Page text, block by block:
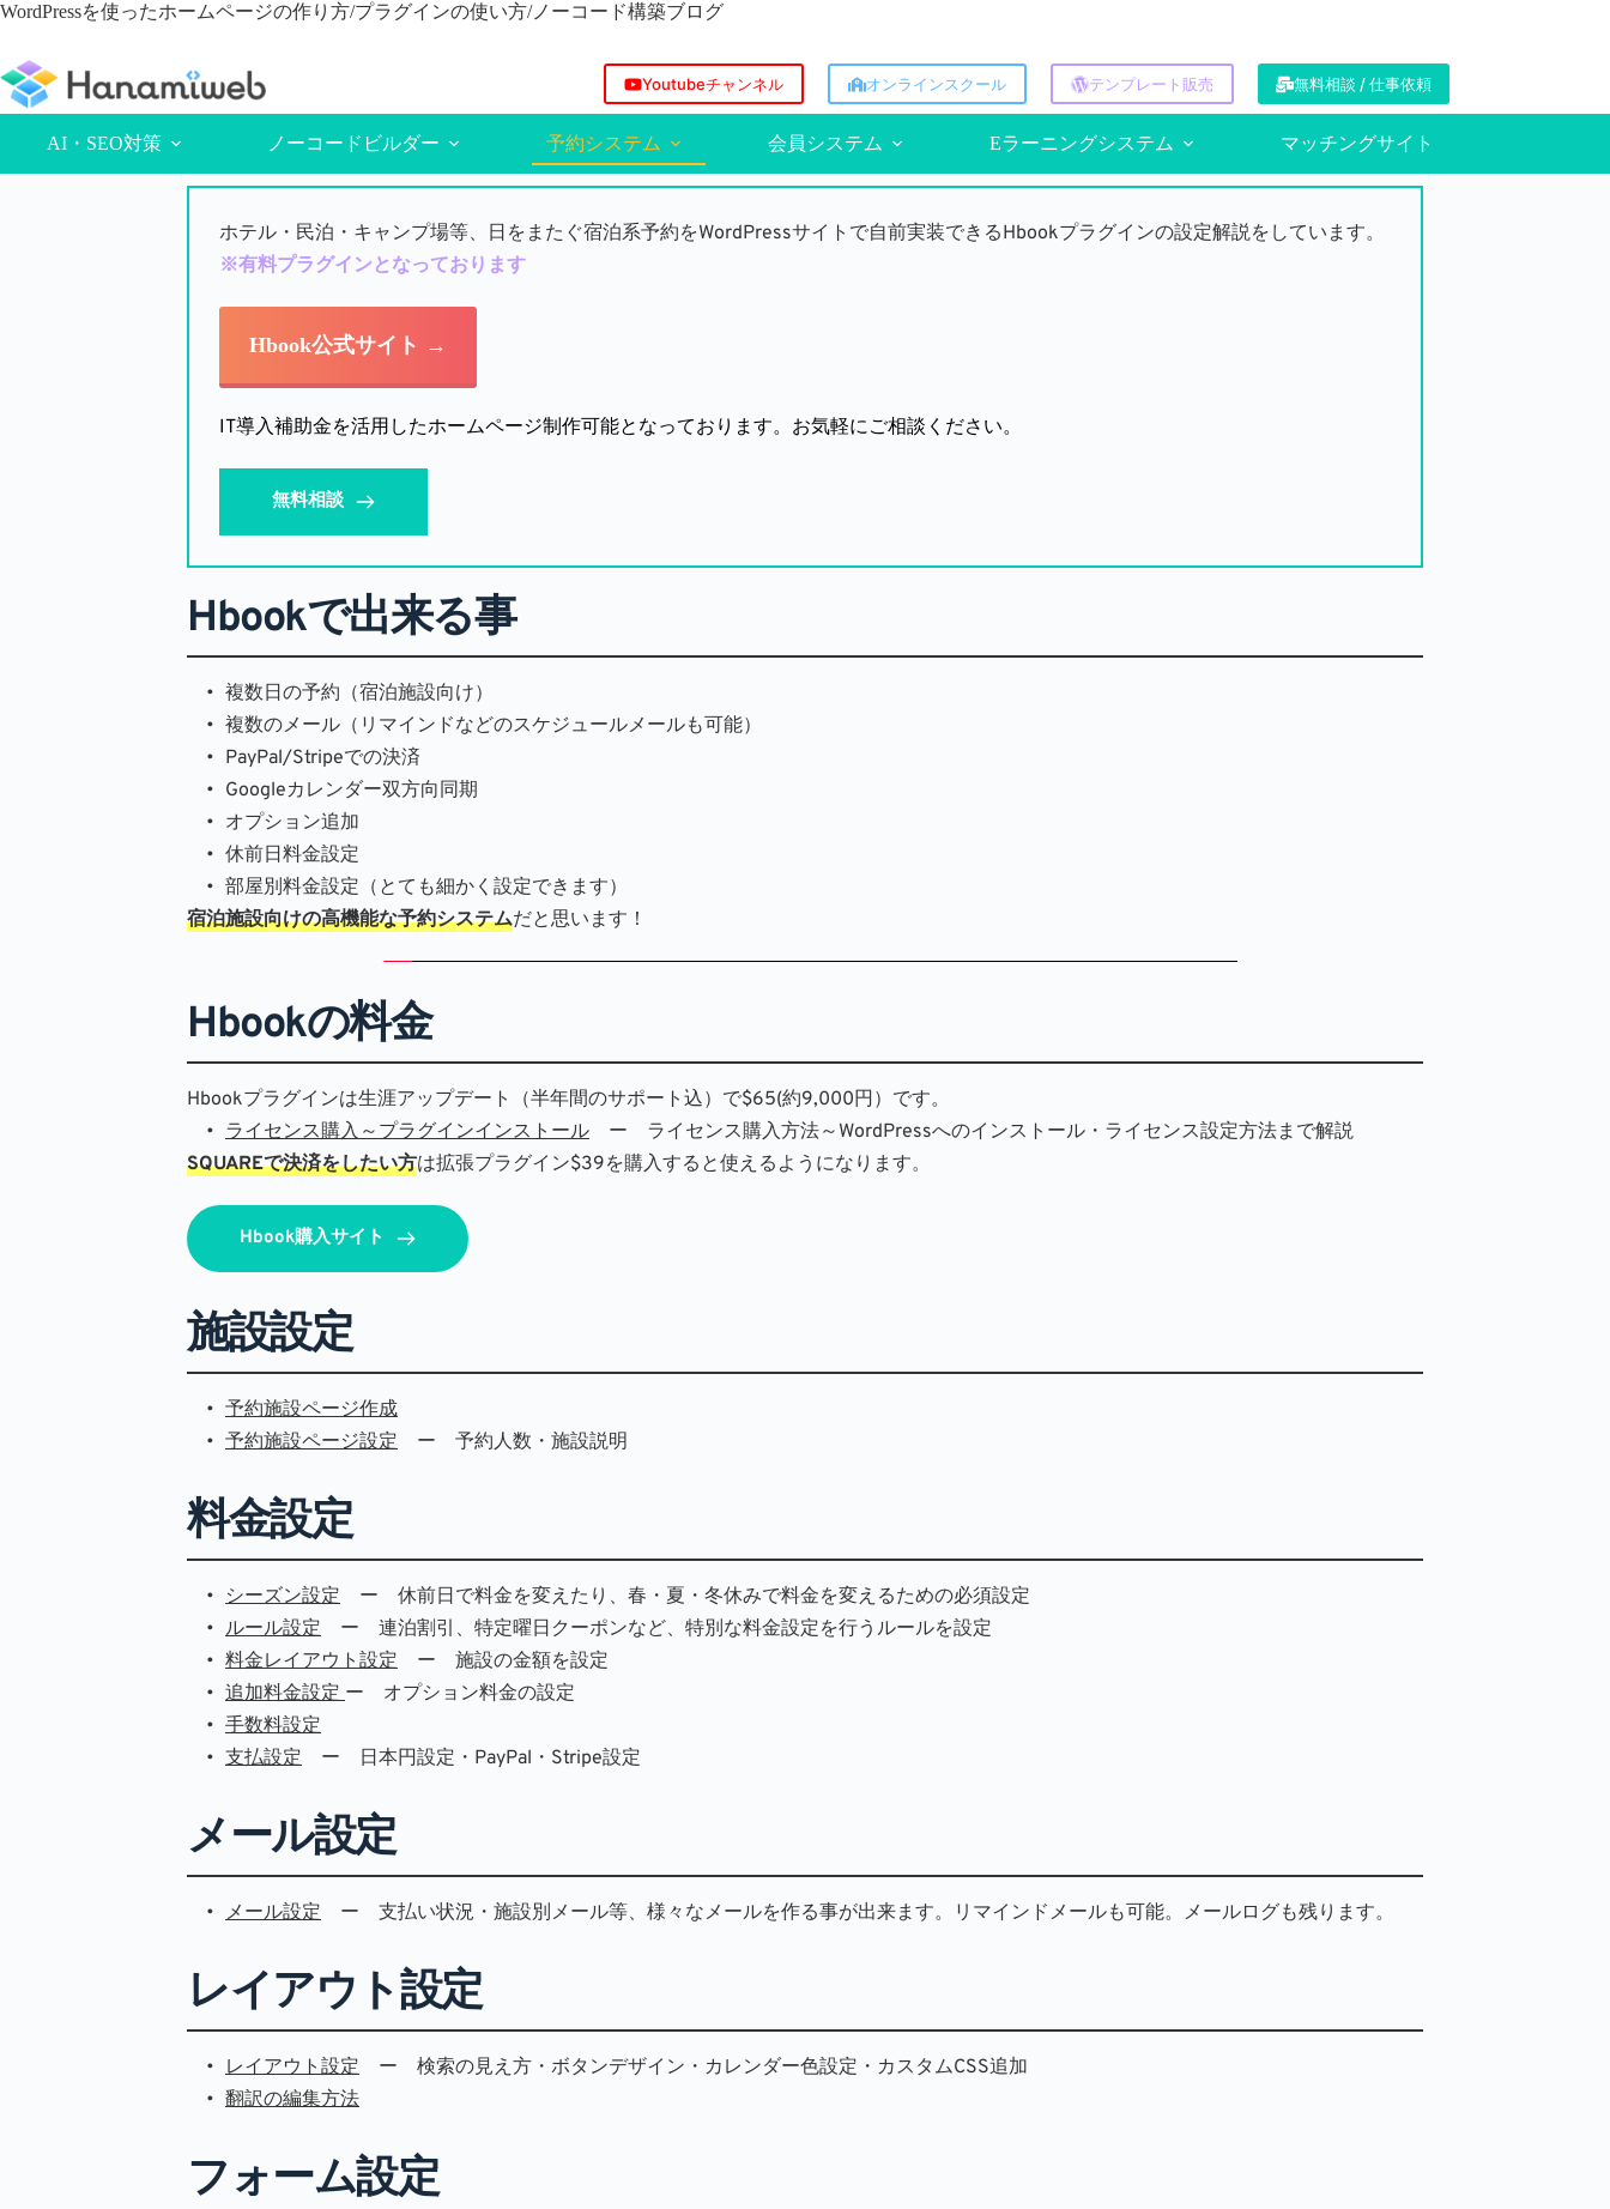
コ
ン
ツ
WordPressを使ったホームページの作り方/プラグインの使い方/ノーコード構築ブログ
Youtubeチャンネル オンラインスクール テンプレート販売 無料相談 / 仕事依頼
AI・SEO対策 ノーコードビルダー 予約システム 会員システム Eラーニングシステム マッチングサイト
ホテル・民泊・キャンプ場等、日をまたぐ宿泊系予約をWordPressサイトで自前実装できるHbookプラグインの設定解説をしています。
※有料プラグインとなっております
Hbook公式サイト →
IT導入補助金を活用したホームページ制作可能となっております。お気軽にご相談ください。
無料相談
Hbookで出来る事
複数日の予約（宿泊施設向け）
複数のメール（リマインドなどのスケジュールメールも可能）
PayPal/Stripeでの決済
Googleカレンダー双方向同期
オプション追加
休前日料金設定
部屋別料金設定（とても細かく設定できます）
宿泊施設向けの高機能な予約システムだと思います！
Hbookの料金
Hbookプラグインは生涯アップデート（半年間のサポート込）で$65(約9,000円）です。
ライセンス購入～プラグインインストール ー　ライセンス購入方法～WordPressへのインストール・ライセンス設定方法まで解説
SQUAREで決済をしたい方は拡張プラグイン$39を購入すると使えるようになります。
Hbook購入サイト
施設設定
予約施設ページ作成
予約施設ページ設定 ー　予約人数・施設説明
料金設定
シーズン設定 ー　休前日で料金を変えたり、春・夏・冬休みで料金を変えるための必須設定
ルール設定 ー　連泊割引、特定曜日クーポンなど、特別な料金設定を行うルールを設定
料金レイアウト設定 ー　施設の金額を設定
追加料金設定 ー　オプション料金の設定
手数料設定
支払設定 ー　日本円設定・PayPal・Stripe設定
メール設定
メール設定 ー　支払い状況・施設別メール等、様々なメールを作る事が出来ます。リマインドメールも可能。メールログも残ります。
レイアウト設定
レイアウト設定 ー　検索の見え方・ボタンデザイン・カレンダー色設定・カスタムCSS追加
翻訳の編集方法
フォーム設定